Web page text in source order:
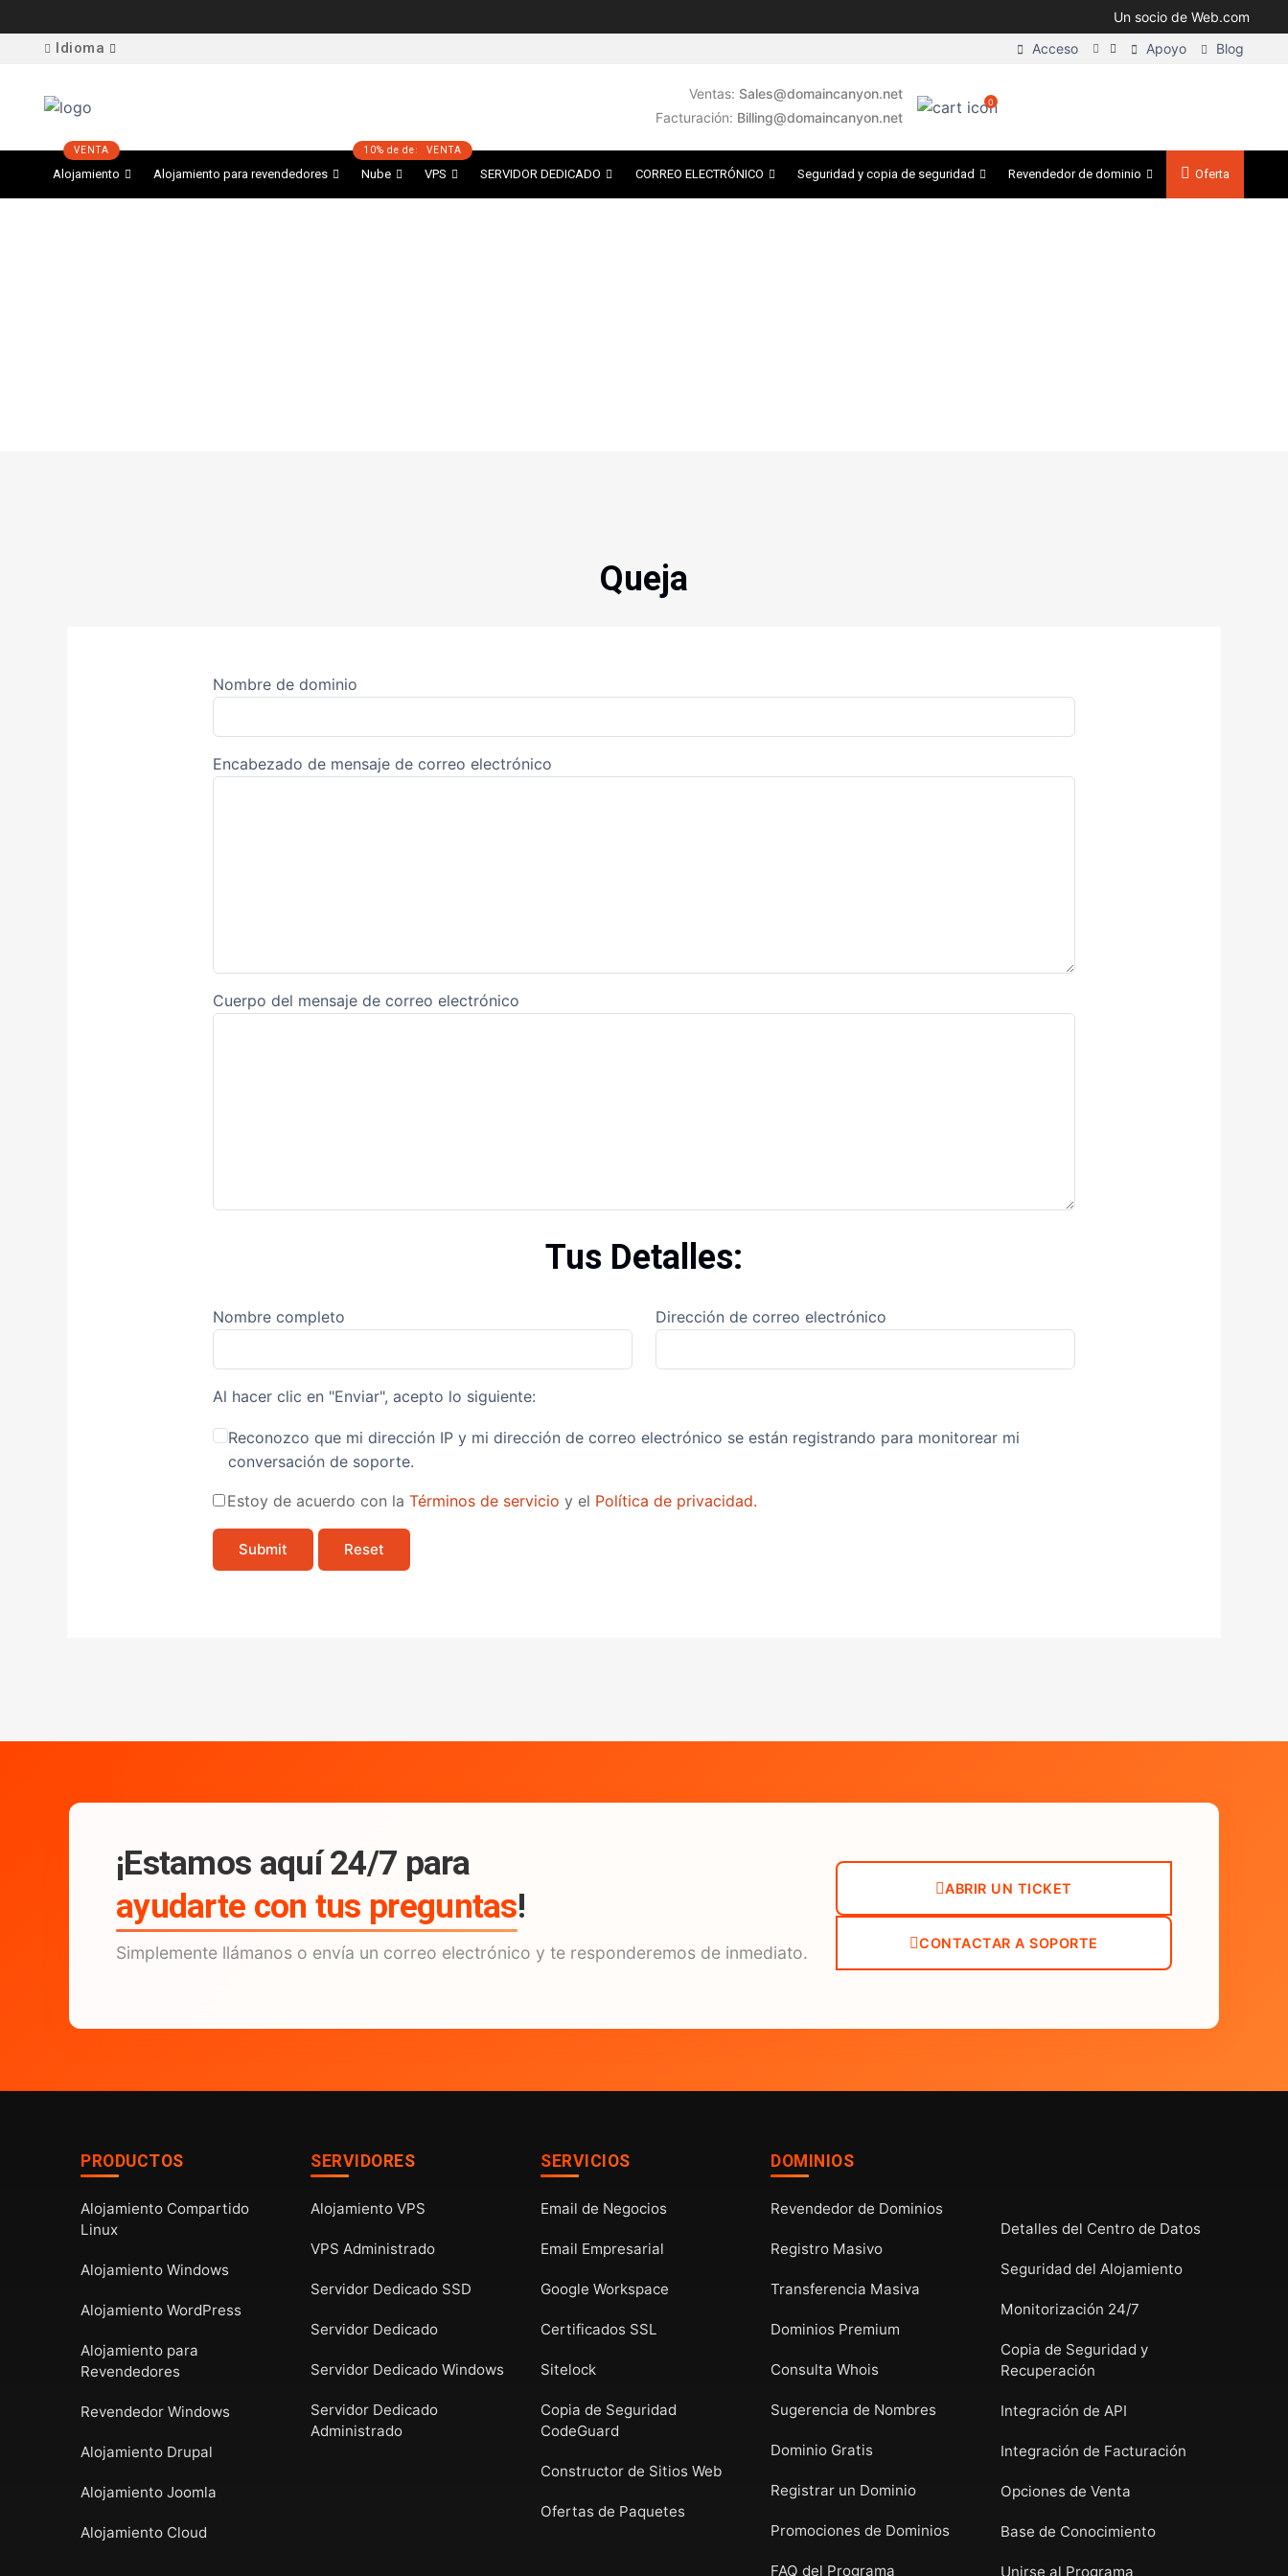
Un socio de Web.com
Idioma Acceso Apoyo Blog
Ventas: Sales@domaincanyon.net
Facturación: Billing@domaincanyon.net
0
Alojamiento Alojamiento para revendedores Nube VPS SERVIDOR DEDICADO CORREO ELECTRÓNICO Seguridad y copia de seguridad Revendedor de dominio Oferta
Queja
Nombre de dominio
Encabezado de mensaje de correo electrónico
Cuerpo del mensaje de correo electrónico
Tus Detalles:
Nombre completo Dirección de correo electrónico
Al hacer clic en "Enviar", acepto lo siguiente:
Reconozco que mi dirección IP y mi dirección de correo electrónico se están registrando para monitorear mi
conversación de soporte.
Estoy de acuerdo con la Términos de servicio y el Política de privacidad.
¡Estamos aquí 24/7 para
ayudarte con tus preguntas!
Simplemente llámanos o envía un correo electrónico y te responderemos de inmediato.
ABRIR UN TICKET
CONTACTAR A SOPORTE
PRODUCTOS
Alojamiento Compartido
Linux
Alojamiento Windows
Alojamiento WordPress
Alojamiento para
Revendedores
Revendedor Windows
Alojamiento Drupal
Alojamiento Joomla
Alojamiento Cloud
SERVIDORES
Alojamiento VPS
VPS Administrado
Servidor Dedicado SSD
Servidor Dedicado
Servidor Dedicado Windows
Servidor Dedicado
Administrado
SERVICIOS
Email de Negocios
Email Empresarial
Google Workspace
Certificados SSL
Sitelock
Copia de Seguridad
CodeGuard
Constructor de Sitios Web
Ofertas de Paquetes
DOMINIOS
Revendedor de Dominios
Registro Masivo
Transferencia Masiva
Dominios Premium
Consulta Whois
Sugerencia de Nombres
Dominio Gratis
Registrar un Dominio
Promociones de Dominios
FAQ del Programa
Detalles del Centro de Datos
Seguridad del Alojamiento
Monitorización 24/7
Copia de Seguridad y
Recuperación
Integración de API
Integración de Facturación
Opciones de Venta
Base de Conocimiento
Unirse al Programa